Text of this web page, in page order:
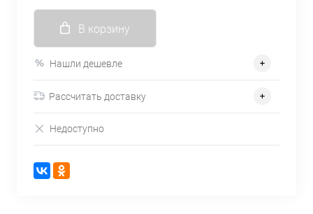
В корзину
Нашли дешевле
Рассчитать доставку
Недоступно